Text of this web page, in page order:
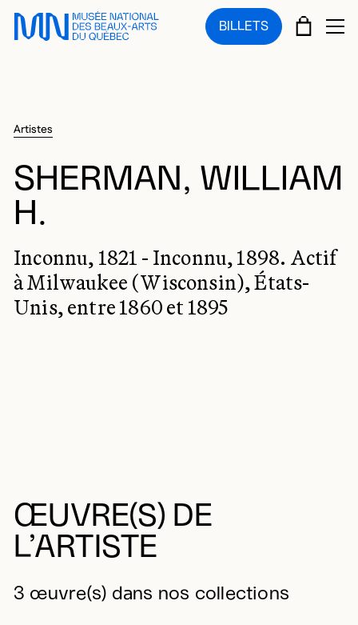
Sauter au menu principal
Sauter au contenu principal
Sauter au pied de page
BILLETS PANIER
Artistes
SHERMAN, WILLIAM
H.
Inconnu, 1821 - Inconnu, 1898. Actif
à Milwaukee (Wisconsin), États-
Unis, entre 1860 et 1895
ŒUVRE(S) DE
L’ARTISTE
3 œuvre(s) dans nos collections